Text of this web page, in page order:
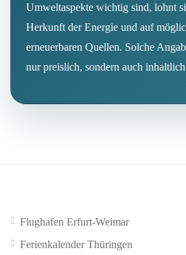
Umweltaspekte wichtig sind, lohnt
Herkunft der Energie und auf
erneuerbaren Quellen. Solche
nur preislich, sondern auch
Flughafen Erfurt-Weimar
Ferienkalender Thüringen